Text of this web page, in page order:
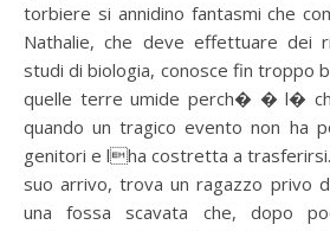
torbiere si annidino fantasmi che
Nathalie, che deve effettuare dei
studi di biologia, conosce fin troppo
quelle terre umide perch� � l�
quando un tragico evento non ha
genitori e lha costretta a trasferirsi.
suo arrivo, trova un ragazzo privo
una fossa scavata che, dopo